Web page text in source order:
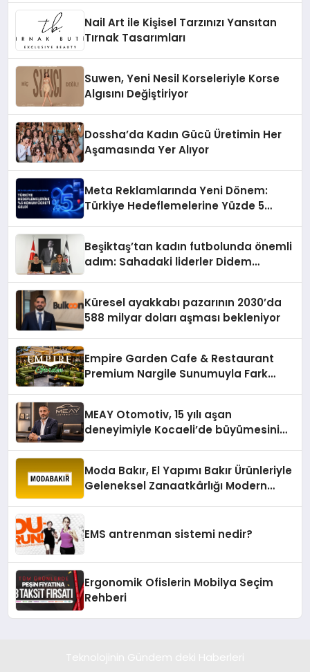
Nail Art ile Kişisel Tarzınızı Yansıtan
Tırnak Tasarımları
Suwen, Yeni Nesil Korseleriyle Korse
Algısını Değiştiriyor
Dossha’da Kadın Gücü Üretimin Her
Aşamasında Yer Alıyor
Meta Reklamlarında Yeni Dönem:
Türkiye Hedeflemelerine Yüzde 5
Beşiktaş’tan kadın futbolunda önemli
adım: Sahadaki liderler Didem
Küresel ayakkabı pazarının 2030’da
588 milyar doları aşması bekleniyor
Empire Garden Cafe & Restaurant
Premium Nargile Sunumuyla Fark
MEAY Otomotiv, 15 yılı aşan
deneyimiyle Kocaeli’de büyümesini
Moda Bakır, El Yapımı Bakır Ürünleriyle
Geleneksel Zanaatkârlığı Modern
EMS antrenman sistemi nedir?
Ergonomik Ofislerin Mobilya Seçim
Rehberi